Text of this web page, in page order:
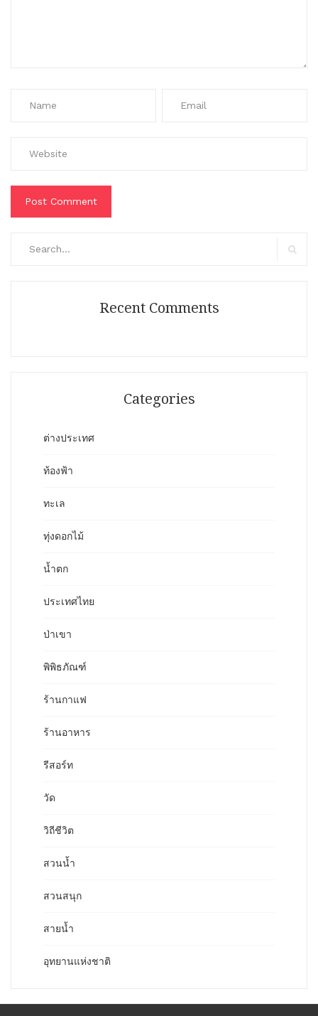
Recent Comments
Categories
ต่างประเทศ
ท้องฟ้า
ทะเล
ทุ่งดอกไม้
น้ำตก
ประเทศไทย
ป่าเขา
พิพิธภัณฑ์
ร้านกาแฟ
ร้านอาหาร
รีสอร์ท
วัด
วิถีชีวิต
สวนน้ำ
สวนสนุก
สายน้ำ
อุทยานแห่งชาติ